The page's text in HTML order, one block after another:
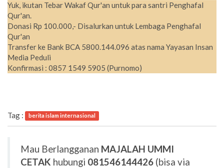
Yuk, ikutan Tebar Wakaf Qur'an untuk para santri Penghafal
Qur'an.
Donasi Rp 100.000,- Disalurkan untuk Lembaga Penghafal
Qur'an
Transfer ke Bank BCA 5800.144.096 atas nama Yayasan Insan
Media Peduli
Konfirmasi : 0857 1549 5905 (Purnomo)
Tag : berita islam internasional
Mau Berlangganan MAJALAH UMMI
CETAK hubungi 081546144426 (bisa via